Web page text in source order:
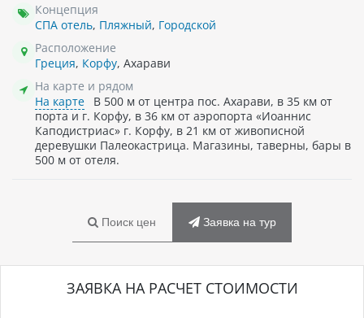
Концепция
СПА отель, Пляжный, Городской
Расположение
Греция, Корфу, Ахарави
На карте и рядом
На карте
В 500 м от центра пос. Ахарави, в 35 км от
порта и г. Корфу, в 36 км от аэропорта «Иоаннис
Каподистриас» г. Корфу, в 21 км от живописной
деревушки Палеокастрица. Магазины, таверны, бары в
500 м от отеля.
Поиск цен Заявка на тур
ЗАЯВКА НА РАСЧЕТ СТОИМОСТИ